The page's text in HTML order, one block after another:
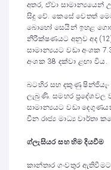
අතර, ඒවා
සිදු වේ. කෙසේ වෙතත්
බොහෝ සෙයින් ඉහළ
නිරීක්ෂණයට අනුව අද
සාමාන්‍යයට වඩා අංශක
අංශක 38 දක්වා ළඟා විය.
බටහිර සහ දකුණු
ලැබුණි. සමහර
සාමාන්‍යයට වඩා
චීන රාජ්‍ය මාධ්‍ය වාර්තා
ග්ලැසියර සහ හිම දියවීම
කාන්තාර ගංවතුර